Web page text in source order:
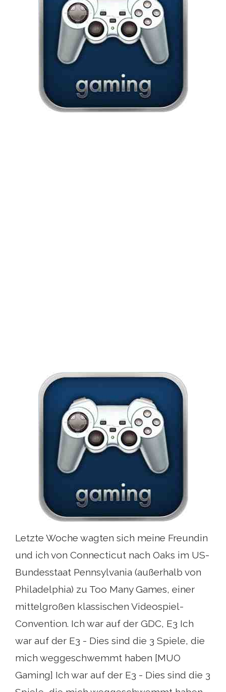
Letzte Woche wagten sich meine Freundin
und ich von Connecticut nach Oaks im US-
Bundesstaat Pennsylvania (außerhalb von
Philadelphia) zu Too Many Games, einer
mittelgroßen klassischen Videospiel-
Convention. Ich war auf der GDC, E3 Ich
war auf der E3 - Dies sind die 3 Spiele, die
mich weggeschwemmt haben [MUO
Gaming] Ich war auf der E3 - Dies sind die 3